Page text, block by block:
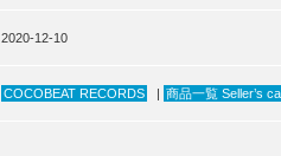
2020-12-10
COCOBEAT RECORDS | 商品一覧 Seller’s